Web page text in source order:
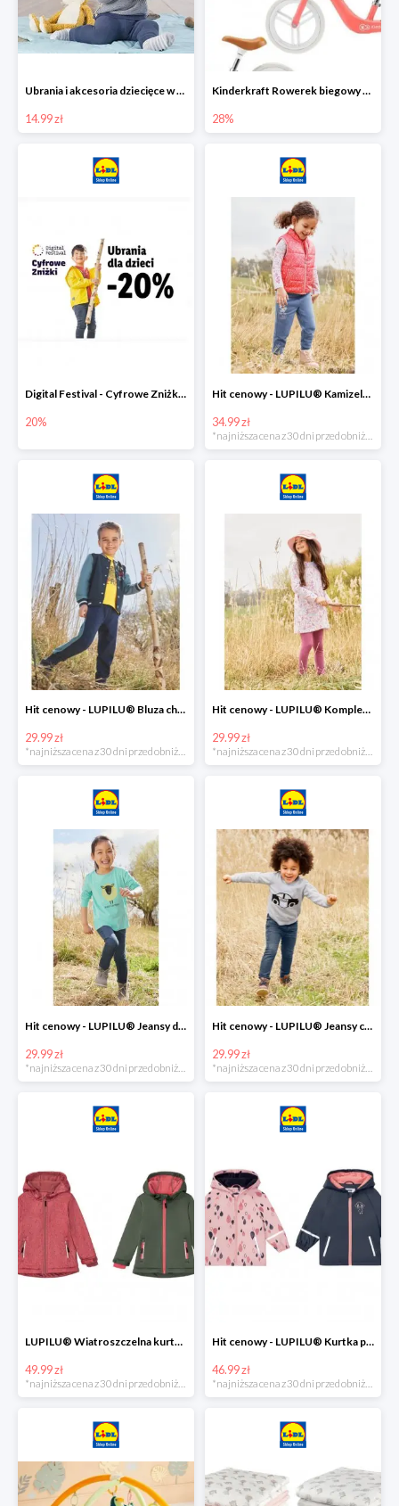
Ubrania i akcesoria dziecięce w Lidlu Online od 14,99 zł
14.99 zł
Kinderkraft Rowerek biegowy Fly
28%
Digital Festival - Cyfrowe Zniżki Ubrania dla dzieci w Lidlu -20%
20%
Hit cenowy - LUPILU® Kamizelka pikowana dziewczęca
34.99 zł
Hit cenowy - LUPILU® Bluza chłopięca w stylu college
29.99 zł
*najniższa cena z 30 dni przed obniżką
Hit cenowy - LUPILU® Komplet dziewczęcy (sukienka + legginsy)
29.99 zł
*najniższa cena z 30 dni przed obniżką
Hit cenowy - LUPILU® Jeansy dziewczęce slim fit
29.99 zł
Hit cenowy - LUPILU® Jeansy chłopięce slim fit
29.99 zł
LUPILU® Wiatroszczelna kurtka dziecięca softshell, 1 sztuka
49.99 zł
Hit cenowy - LUPILU® Kurtka przeciwdeszczowa dziewczęca, 1 sztuka
46.99 zł